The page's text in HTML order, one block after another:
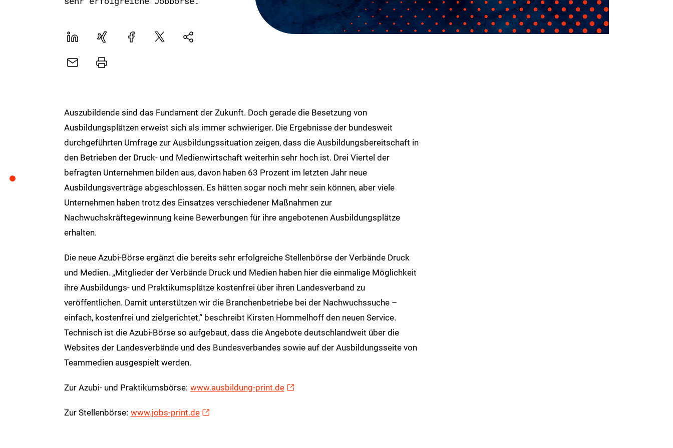
LinekdInXing FacebookPlattformNatives
E-
Drucker
Auszubildende sind das Fundament der Zukunft. Doch gerade die Besetzung von
Ausbildungsplätzen erweist sich als immer schwieriger. Die Ergebnisse der bundesweit
durchgeführten Umfrage zur Ausbildungssituation zeigen, dass die Ausbildungsbereitschaft in
den Betrieben der Druck- und Medienwirtschaft weiterhin sehr hoch ist. Drei Viertel der
befragten Unternehmen bilden aus, davon haben 63 Prozent im letzten Jahr neue
Ausbildungsverträge abgeschlossen. Es hätten sogar noch mehr sein können, aber viele
Unternehmen haben trotz des Einsatzes verschiedener Maßnahmen zur
Nachwuchskräftegewinnung keine Bewerbungen für ihre angebotenen Ausbildungsplätze
erhalten.
Die neue Azubi-Börse ergänzt die bereits sehr erfolgreiche Stellenbörse der Verbände Druck
und Medien. „Mitglieder der Verbände Druck und Medien haben hier die einmalige Möglichkeit
ihre Ausbildungs- und Praktikumsplätze kostenfrei über ihren Landesverband zu
veröffentlichen. Damit unterstützen wir die Branchenbetriebe bei der Nachwuchssuche –
einfach, kostenfrei und zielgerichtet,“ beschreibt Kirsten Hommelhoff den neuen Service.
Technisch ist die Azubi-Börse so aufgebaut, dass die Angebote deutschlandweit über die
Websites der Landesverbände und des Bundesverbandes sowie auf der Ausbildungsseite von
Teammedien ausgespielt werden.
Zur Azubi- und Praktikumsbörse: www.ausbildung-print.de
Zur Stellenbörse: www.jobs-print.de